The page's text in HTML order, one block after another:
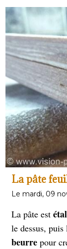
les
insert de
coup de
feuilletée:
ensuite
encore plus
plusieurs
decentaines
La pâte
Le mardi, 09
La pâte est
le dessus, puis
beurre pour